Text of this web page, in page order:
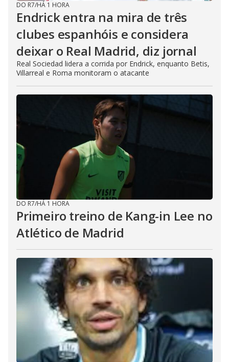
DO R7/HÁ 1 HORA
Endrick entra na mira de três
clubes espanhóis e considera
deixar o Real Madrid, diz jornal
Real Sociedad lidera a corrida por Endrick, enquanto Betis,
Villarreal e Roma monitoram o atacante
DO R7/HÁ 1 HORA
Primeiro treino de Kang-in Lee no
Atlético de Madrid